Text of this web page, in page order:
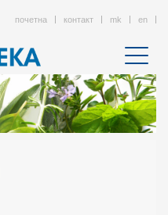
почетна контакт mk en